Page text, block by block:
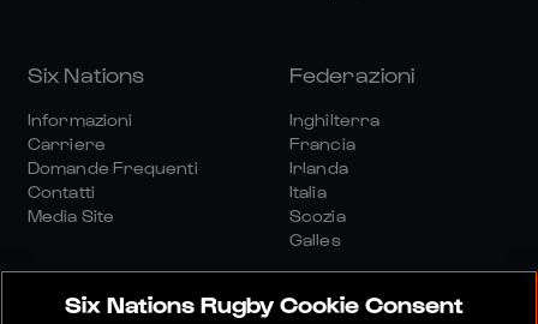
Six Nations
Informazioni
Carriere
Domande Frequenti
Contatti
Media Site
Federazioni
Inghilterra
Francia
Irlanda
Italia
Scozia
Galles
Six Nations Rugby Cookie Consent